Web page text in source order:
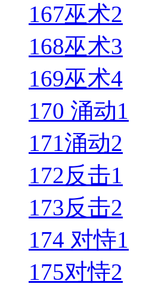
167巫术2
168巫术3
169巫术4
170 涌动1
171涌动2
172反击1
173反击2
174 对恃1
175对恃2